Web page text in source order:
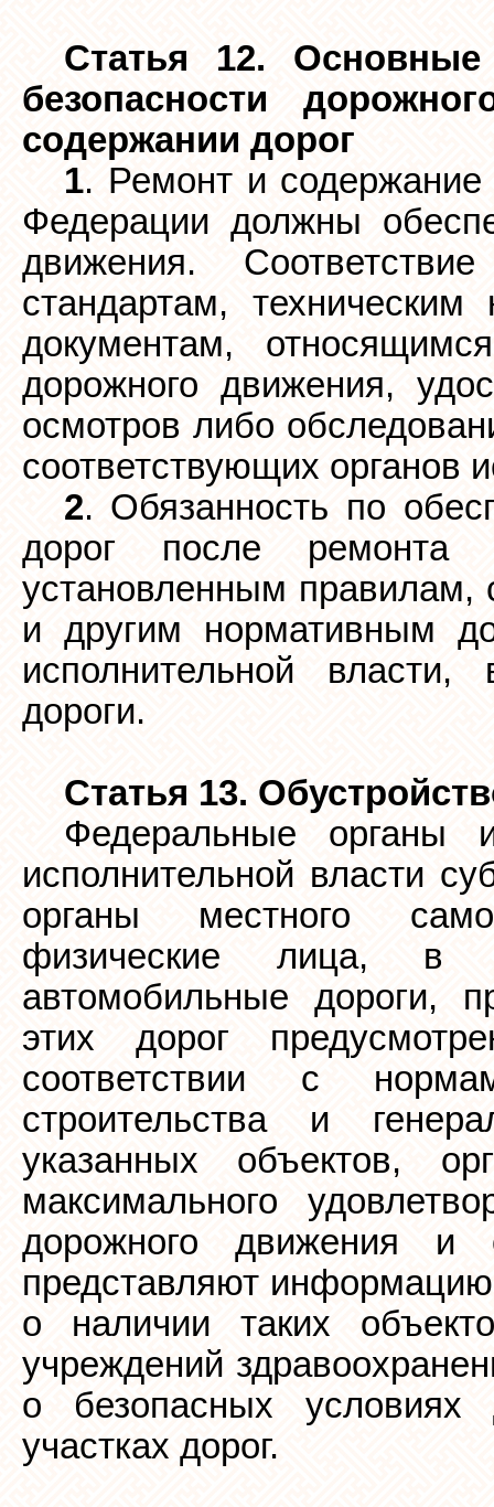
Статья 12.
безопасности
содержании дорог
1. Ремонт и содержание
Федерации должны
движения.
стандартам,
документам,
дорожного движения,
осмотров либо
соответствующих органов
2. Обязанность по
дорог после ремонта
установленным правилам,
и другим нормативным
исполнительной
дороги.
Статья 13.
Федеральные органы
исполнительной власти
органы местного
физические лица, в
автомобильные дороги,
этих дорог
соответствии с
строительства и
указанных объектов,
максимального
дорожного движения и
представляют
о наличии таких
учреждений
о безопасных условиях
участках дорог.